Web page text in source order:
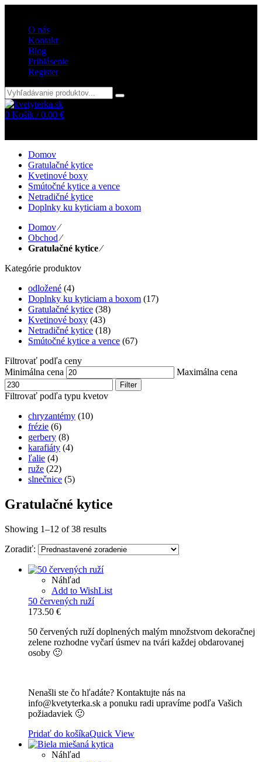
O nás
Kontakt
Blog
Prihlásenie
Register
0 Košík /0.00 €
Domov
Gratulačné kytice
Kvetinové boxy
Smútočné kytice a vence
Netradičné kytice
Doplnky ku kyticiam a boxom
Domov⁄
Obchod ⁄
Gratulačné kytice⁄
Kategórie produktov
odložené (4)
Doplnky ku kyticiam a boxom (17)
Gratulačné kytice (38)
Kvetinové boxy (43)
Netradičné kytice (18)
Smútočné kytice a vence (67)
Filtrovať podľa ceny
Minimálna cena
Maximálna cena
Filter
Filtrovať podľa typu kvetov
chryzantémy (10)
frézie (6)
gerbery (8)
karafiáty (4)
ľalie (4)
ruže (22)
slnečnice (5)
Gratulačné kytice
Showing 1–12 of 38 results
Zoradiť:
Náhľad
Add to WishList
50 červených ruží
173.50 €
50 červených ruží doplnených malým množstvom dekoračnej
zelene rozhodne vyčarí úsmev na tvári každej obdarovanej
osoby 🙂
Nenašli ste čo hľadáte? Kontaktujte nás na
info@kvetyterka.sk a ponuku radi upravíme podľa Vašich
požiadaviek 🙂
Pridať do košíkaQuick View
Náhľad